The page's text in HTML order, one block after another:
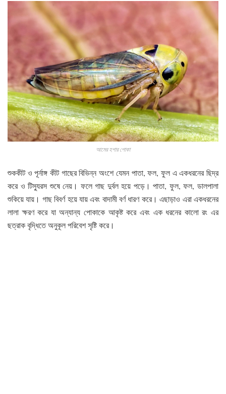
আমের হপার পোকা
শুককীট ও পূর্নাঙ্গ কীট গাছের বিভিন্ন অংশে যেমন পাতা, ফল, ফুল এ একধরনের ছিদ্র
করে ও টিস্যুরস শুষে নেয়। ফলে গাছ দুর্বল হয়ে পড়ে। পাতা, ফুল, ফল, ডালপালা
শুকিয়ে যায়। গাছ বিবর্ণ হয়ে যায় এবং বাদামী বর্ণ ধারণ করে। এছাড়াও এরা একধরনের
লালা ক্ষরণ করে যা অন্যান্য পোকাকে আকৃষ্ট করে এবং এক ধরনের কালো রং এর
ছত্রাক বৃদ্ধিতে অনুকূল পরিবেশ সৃষ্টি করে।